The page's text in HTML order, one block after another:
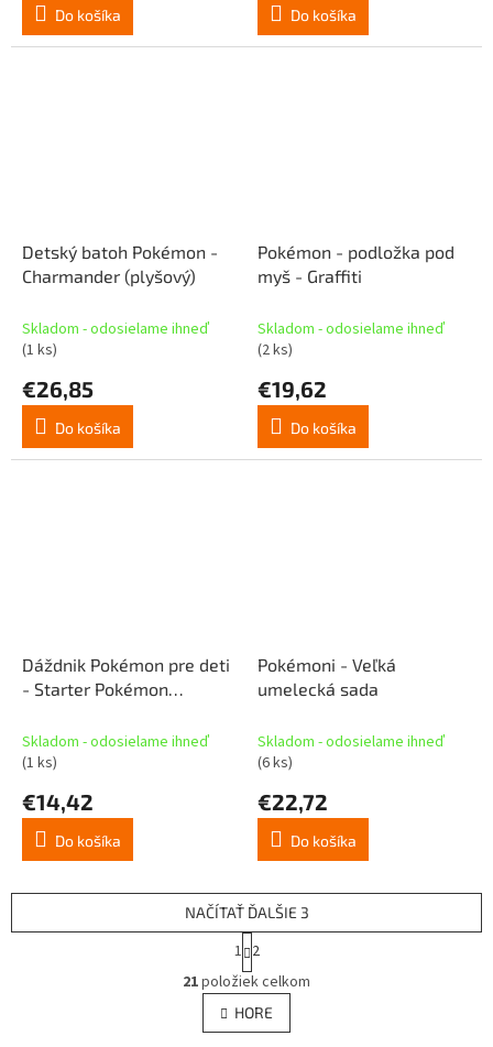
Do košíka Do košíka
Detský batoh Pokémon -
Charmander (plyšový)
Skladom - odosielame ihneď
(1 ks)
€26,85
Do košíka
Pokémon - podložka pod
myš - Graffiti
Skladom - odosielame ihneď
(2 ks)
€19,62
Do košíka
Dáždnik Pokémon pre deti
- Starter Pokémon
Skladom - odosielame ihneď
(1 ks)
€14,42
Do košíka
Pokémoni - Veľká
umelecká sada
Skladom - odosielame ihneď
(6 ks)
€22,72
Do košíka
O
v
l
á
NAČÍTAŤ ĎALŠIE 3
S
t
r
á
n
k
1 2
21položiek celkom
HORE